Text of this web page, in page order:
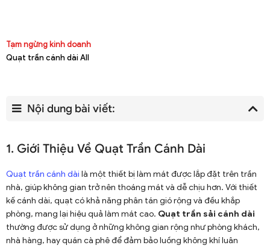
Tạm ngừng kinh doanh
Quạt trần cánh dài All
Nội dung bài viết:
1. Giới Thiệu Về Quạt Trần Cánh Dài
Quạt trần cánh dài là một thiết bị làm mát được lắp đặt trên trần
nhà, giúp không gian trở nên thoáng mát và dễ chịu hơn. Với thiết
kế cánh dài, quạt có khả năng phân tán gió rộng và đều khắp
phòng, mang lại hiệu quả làm mát cao. Quạt trần sải cánh dài
thường được sử dụng ở những không gian rộng như phòng khách,
nhà hàng, hay quán cà phê để đảm bảo luồng không khí luân